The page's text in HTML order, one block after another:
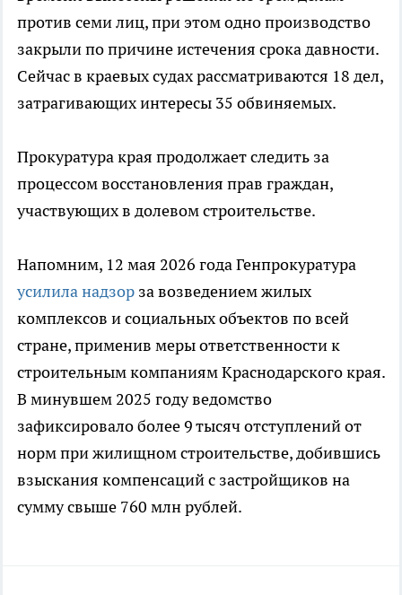
против семи лиц, при этом одно производство
закрыли по причине истечения срока давности.
Сейчас в краевых судах рассматриваются 18 дел,
затрагивающих интересы 35 обвиняемых.
Прокуратура края продолжает следить за
процессом восстановления прав граждан,
участвующих в долевом строительстве.
Напомним, 12 мая 2026 года Генпрокуратура
усилила надзор за возведением жилых
комплексов и социальных объектов по всей
стране, применив меры ответственности к
строительным компаниям Краснодарского края.
В минувшем 2025 году ведомство
зафиксировало более 9 тысяч отступлений от
норм при жилищном строительстве, добившись
взыскания компенсаций с застройщиков на
сумму свыше 760 млн рублей.